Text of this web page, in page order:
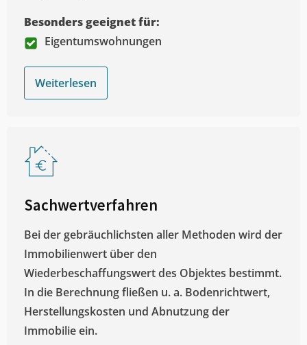
Besonders geeignet für:
Eigentumswohnungen
Weiterlesen
Sachwertverfahren
Bei der gebräuchlichsten aller Methoden wird der
Immobilienwert über den
Wiederbeschaffungswert des Objektes bestimmt.
In die Berechnung fließen u. a. Bodenrichtwert,
Herstellungskosten und Abnutzung der
Immobilie ein.